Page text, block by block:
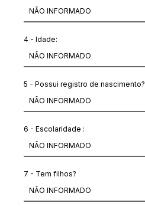
4 - Idade:
5 - Possui registro de nascimento?
6 - Escolaridade :
7 - Tem filhos?